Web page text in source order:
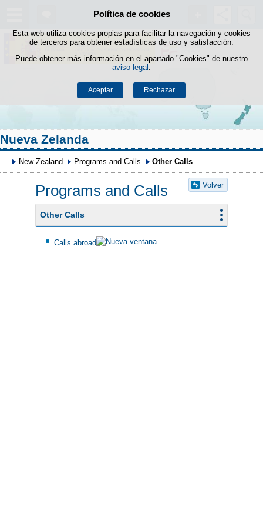
Política de cookies
Esta web utiliza cookies propias para facilitar la navegación y cookies
de terceros para obtener estadísticas de uso y satisfacción.
Puede obtener más información en el apartado "Cookies" de nuestro
aviso legal
Aceptar Rechazar
Saltar al contenido
Nueva Zelanda
New Zealand Programs and Calls Other Calls
Volver
Programs and Calls
Other Calls
Calls abroad